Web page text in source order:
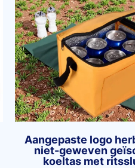
Aangepaste logo
niet-geweven
koeltas met